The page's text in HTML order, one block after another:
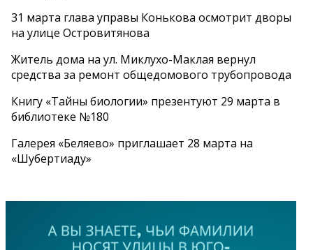
31 марта глава управы Конькова осмотрит дворы
на улице Островитянова
Житель дома на ул. Миклухо-Маклая вернул
средства за ремонт общедомового трубопровода
Книгу «Тайны биологии» презентуют 29 марта в
библиотеке №180
Галерея «Беляево» приглашает 28 марта на
«Шубертиаду»